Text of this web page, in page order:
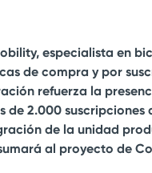
especialista en
de compra y por
refuerza la
de 2.000 suscripciones
de la unidad
al proyecto de